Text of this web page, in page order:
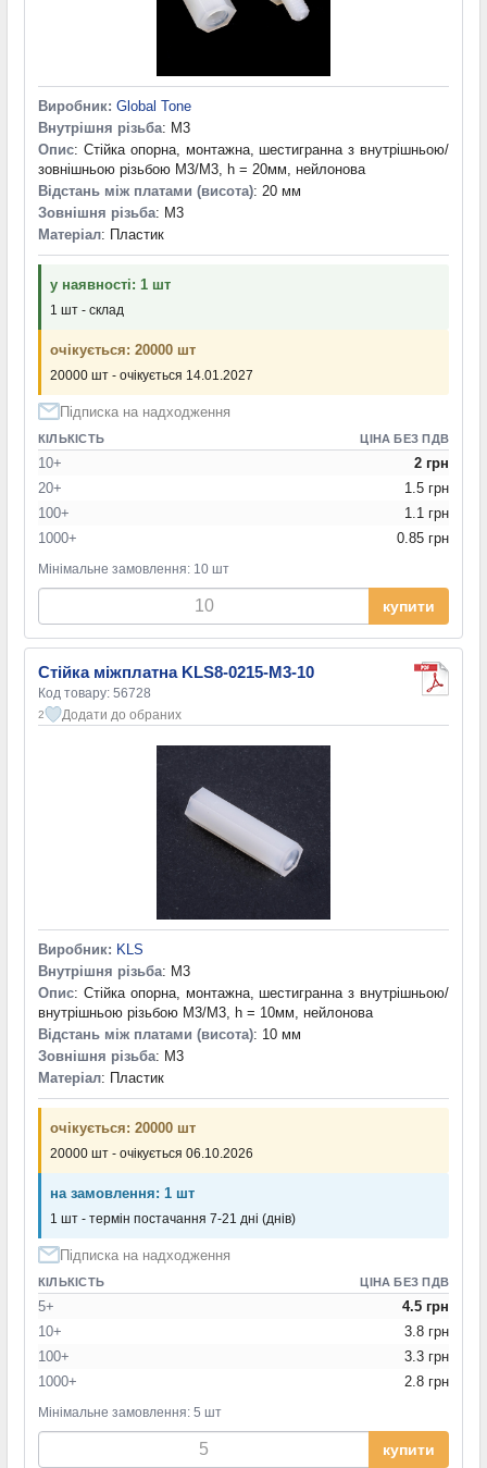
Виробник: Global Tone
Внутрішня різьба: M3
Опис: Стійка опорна, монтажна, шестигранна з внутрішньою/
зовнішньою різьбою M3/M3, h = 20мм, нейлонова
Відстань між платами (висота): 20 мм
Зовнішня різьба: M3
Матеріал: Пластик
у наявності: 1 шт
1 шт - склад
очікується: 20000 шт
20000 шт - очікується 14.01.2027
Підписка на надходження
КІЛЬКІСТЬ ЦІНА БЕЗ ПДВ
10+
2 грн
20+
1.5 грн
100+
1.1 грн
1000+
0.85 грн
Мінімальне замовлення: 10 шт
купити
Стійка міжплатна KLS8-0215-M3-10
Код товару: 56728
2 Додати до обраних
Виробник: KLS
Внутрішня різьба: M3
Опис: Стійка опорна, монтажна, шестигранна з внутрішньою/
внутрішньою різьбою M3/M3, h = 10мм, нейлонова
Відстань між платами (висота): 10 мм
Зовнішня різьба: M3
Матеріал: Пластик
очікується: 20000 шт
20000 шт - очікується 06.10.2026
на замовлення: 1 шт
1 шт - термін постачання 7-21 дні (днів)
Підписка на надходження
КІЛЬКІСТЬ ЦІНА БЕЗ ПДВ
5+
4.5 грн
10+
3.8 грн
100+
3.3 грн
1000+
2.8 грн
Мінімальне замовлення: 5 шт
купити